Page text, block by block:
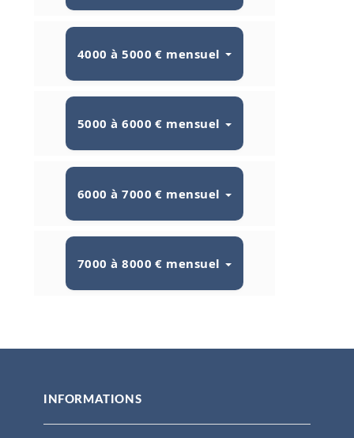
4000 à 5000 € mensuel
5000 à 6000 € mensuel
6000 à 7000 € mensuel
7000 à 8000 € mensuel
INFORMATIONS